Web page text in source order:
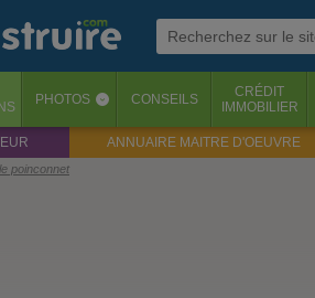
PHOTOS ‹ CONSEILS
CRÉDIT
IMMOBILIER
ANNUAIRE MAITRE D'OEUVRE
poinconnet